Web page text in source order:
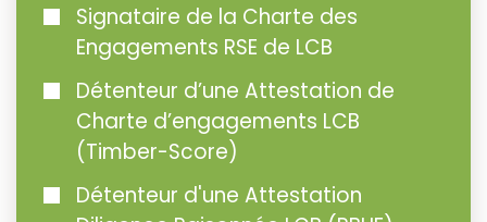
Signataire de la Charte des
Engagements RSE de LCB
Détenteur d’une Attestation de
Charte d’engagements LCB
(Timber-Score)
Détenteur d'une Attestation